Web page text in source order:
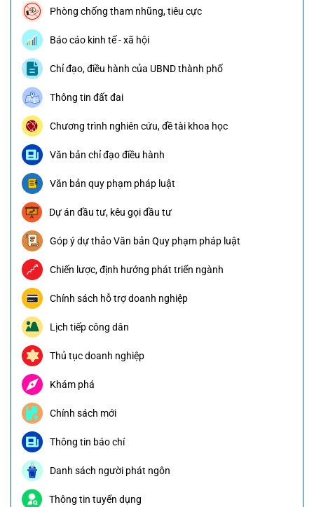
Phòng chống tham nhũng, tiêu cực
Báo cáo kinh tế - xã hội
Chỉ đạo, điều hành của UBND thành phố
Thông tin đất đai
Chương trình nghiên cứu, đề tài khoa học
Văn bản chỉ đạo điều hành
Văn bản quy phạm pháp luật
Dự án đầu tư, kêu gọi đầu tư
Góp ý dự thảo Văn bản Quy phạm pháp luật
Chiến lược, định hướng phát triển ngành
Chính sách hỗ trợ doanh nghiệp
Lịch tiếp công dân
Thủ tục doanh nghiệp
Khám phá
Chính sách mới
Thông tin báo chí
Danh sách người phát ngôn
Thông tin tuyển dụng